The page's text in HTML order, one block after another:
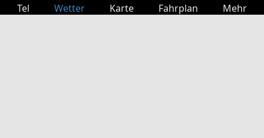
Tel Wetter Karte Fahrplan Mehr